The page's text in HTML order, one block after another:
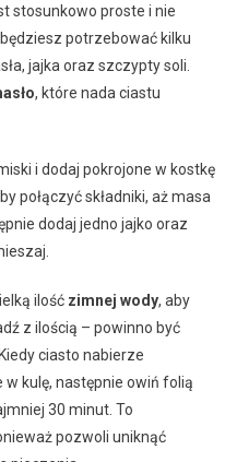
stosunkowo proste i nie
potrzebować kilku
jajka oraz szczypty soli.
, które nada ciastu
i dodaj pokrojone w kostkę
połączyć składniki, aż masa
dodaj jedno jajko oraz
ilość zimnej wody, aby
z ilością – powinno być
ciasto nabierze
kulę, następnie owiń folią
30 minut. To
pozwoli uniknąć